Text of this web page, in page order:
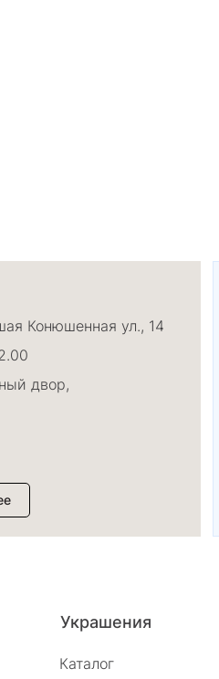
Конюшенная ул., 14
двор,
проспект П.С., 26/2
Украшения
Каталог